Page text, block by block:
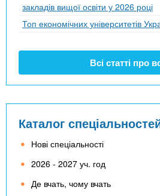
закладів вищої освіти у 2026 році
Топ економічних університетів
Всі статті про
Каталог
Нові спеціальності
2026 - 2027 уч. год
Де вчать, чому вчать